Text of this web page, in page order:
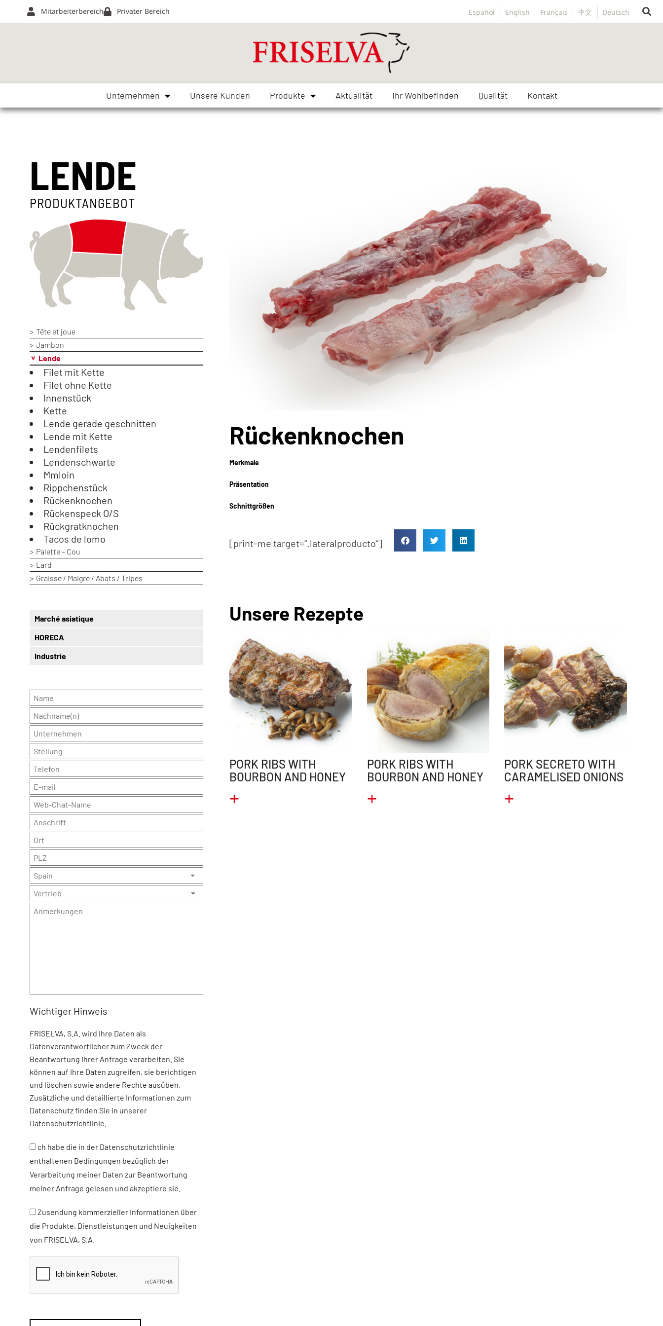
Mitarbeiterbereich Privater Bereich Español English Français 中文 Deutsch
Unternehmen Unsere Kunden Produkte Aktualität Ihr Wohlbefinden Qualität Kontakt
LENDE
PRODUKTANGEBOT
Tête et joue
Jambon
Lende
Filet mit Kette
Filet ohne Kette
Innenstück
Kette
Lende gerade geschnitten
Lende mit Kette
Lendenfilets
Lendenschwarte
Mmloin
Rippchenstück
Rückenknochen
Rückenspeck O/S
Rückgratknochen
Tacos de lomo
Palette – Cou
Lard
Graisse / Maigre / Abats / Tripes
Marché asiatique
HORECA
Industrie
Wichtiger Hinweis
FRISELVA, S.A. wird Ihre Daten als
Datenverantwortlicher zum Zweck der
Beantwortung Ihrer Anfrage verarbeiten. Sie
können auf Ihre Daten zugreifen, sie berichtigen
und löschen sowie andere Rechte ausüben.
Zusätzliche und detaillierte Informationen zum
Datenschutz finden Sie in unserer
Datenschutzrichtlinie.
ch habe die in der Datenschutzrichtlinie
enthaltenen Bedingungen bezüglich der
Verarbeitung meiner Daten zur Beantwortung
meiner Anfrage gelesen und akzeptiere sie.
Zusendung kommerzieller Informationen über
die Produkte, Dienstleistungen und Neuigkeiten
von FRISELVA, S.A.
Rückenknochen
Merkmale
Präsentation
Schnittgrößen
[print-me target=“.lateralproducto“]
Unsere Rezepte
PORK RIBS WITH
BOURBON AND HONEY
+
PORK RIBS WITH
BOURBON AND HONEY
+
PORK SECRETO WITH
CARAMELISED ONIONS
+